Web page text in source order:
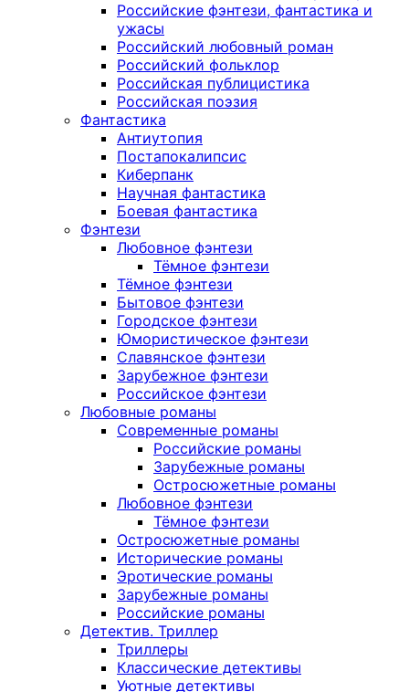
Российские фэнтези, фантастика и
ужасы
Российский любовный роман
Российский фольклор
Российская публицистика
Российская поэзия
Фантастика
Антиутопия
Постапокалипсис
Киберпанк
Научная фантастика
Боевая фантастика
Фэнтези
Любовное фэнтези
Тёмное фэнтези
Тёмное фэнтези
Бытовое фэнтези
Городское фэнтези
Юмористическое фэнтези
Славянское фэнтези
Зарубежное фэнтези
Российское фэнтези
Любовные романы
Современные романы
Российские романы
Зарубежные романы
Остросюжетные романы
Любовное фэнтези
Тёмное фэнтези
Остросюжетные романы
Исторические романы
Эротические романы
Зарубежные романы
Российские романы
Детектив. Триллер
Триллеры
Классические детективы
Уютные детективы